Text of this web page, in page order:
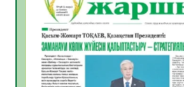
05.08.2026
ӘРБІР ДАУЫС – ҚОҒАМ
ҚОСЫЛҒАН ҮЛЕС
05.08.2026